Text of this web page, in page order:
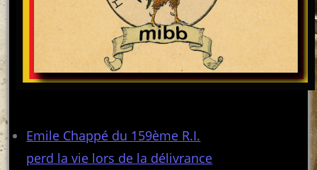
Emile Chappé du 159ème R.I.
perd la vie lors de la délivrance